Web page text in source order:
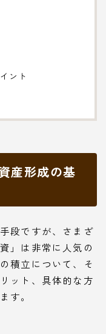
ント
産形成の基
段ですが、さまざ
」は非常に人気の
積立について、そ
ット、具体的な方
す。